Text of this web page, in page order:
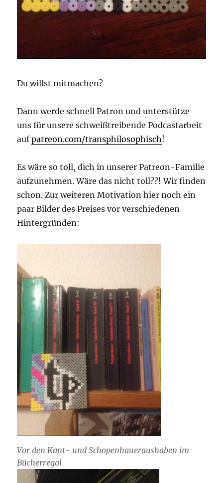
Du willst mitmachen?
Dann werde schnell Patron und unterstütze
uns für unsere schweißtreibende Podcastarbeit
aufpatreon.com/transphilosophisch!
Es wäre so toll, dich in unserer Patreon-Familie
aufzunehmen. Wäre das nicht toll??! Wir finden
schon. Zur weiteren Motivation hier noch ein
paar Bilder des Preises vor verschiedenen
Hintergründen:
Vor den Kant- und Schopenhaueraushaben im
Bücherregal